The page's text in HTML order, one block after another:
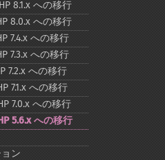
8.1.x への移行
8.0.x への移行
7.4.x への移行
7.3.x への移行
7.2.x への移行
7.1.x への移行
7.0.x への移行
5.6.x への移行
ン